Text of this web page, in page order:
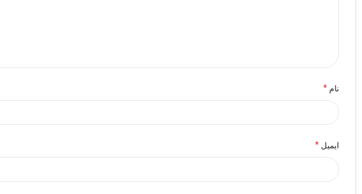
نام *
ایمیل *